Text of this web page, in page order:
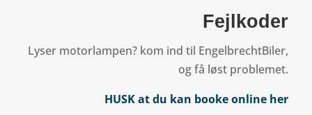
Fejlkoder
Lyser motorlampen? kom ind til EngelbrechtBiler,
og få løst problemet.
HUSK at du kan booke online her